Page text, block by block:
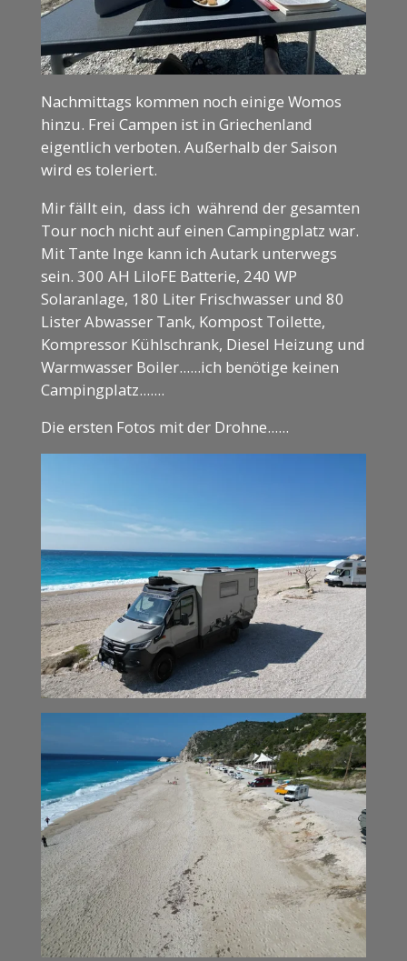
Nachmittags kommen noch einige Womos
hinzu. Frei Campen ist in Griechenland
eigentlich verboten. Außerhalb der Saison
wird es toleriert.
Mir fällt ein, dass ich während der gesamten
Tour noch nicht auf einen Campingplatz war.
Mit Tante Inge kann ich Autark unterwegs
sein. 300 AH LiIoFE Batterie, 240 WP
Solaranlage, 180 Liter Frischwasser und 80
Lister Abwasser Tank, Kompost Toilette,
Kompressor Kühlschrank, Diesel Heizung und
Warmwasser Boiler......ich benötige keinen
Campingplatz.......
Die ersten Fotos mit der Drohne......